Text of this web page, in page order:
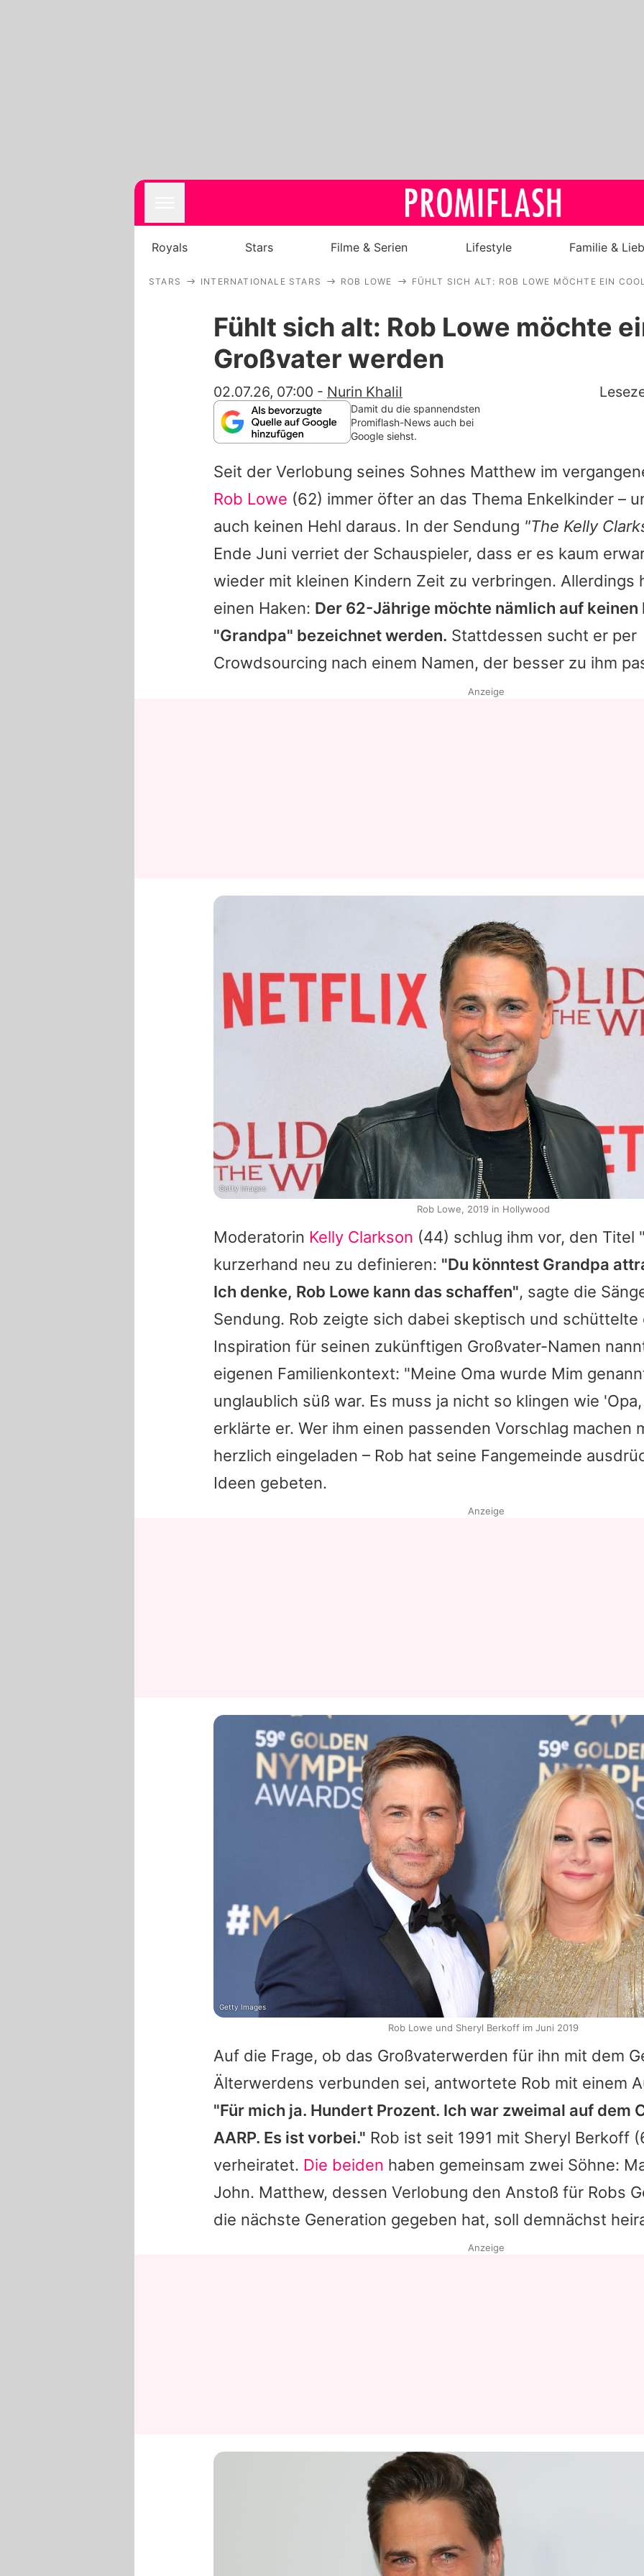
Royals
Familie & Liebe
App runterladen
Team
Redaktionelle Richtlinien
Impressum
Datenschutzerklärung
Nutzungsbedingungen
Royals Stars Filme & Serien Lifestyle Familie &
STARS INTERNATIONALE STARS ROB LOWE FÜHLT SICH ALT: ROB LOWE MÖCHTE EIN
Fühlt sich alt: Rob Lowe möchte
Großvater werden
02.07.26, 07:00 - Nurin Khalil
Damit du die spannendsten
Promiflash-News auch bei
Google siehst.
Seit der Verlobung seines Sohnes Matthew im
Rob Lowe (62) immer öfter an das Thema Enkelkinder –
auch keinen Hehl daraus. In der Sendung "The Kelly
Ende Juni verriet der Schauspieler, dass er es kaum
wieder mit kleinen Kindern Zeit zu verbringen. Allerdings
einen Haken: Der 62-Jährige möchte nämlich auf keinen
"Grandpa" bezeichnet werden. Stattdessen sucht er per
Crowdsourcing nach einem Namen, der besser zu ihm
Moderatorin Kelly Clarkson (44) schlug ihm vor, den Titel
kurzerhand neu zu definieren: "Du könntest Grandpa
Ich denke, Rob Lowe kann das schaffen", sagte die
Sendung. Rob zeigte sich dabei skeptisch und schüttelte
Inspiration für seinen zukünftigen Großvater-Namen
eigenen Familienkontext: "Meine Oma wurde Mim
unglaublich süß war. Es muss ja nicht so klingen wie
erklärte er. Wer ihm einen passenden Vorschlag machen
herzlich eingeladen – Rob hat seine Fangemeinde
Ideen gebeten.
Auf die Frage, ob das Großvaterwerden für ihn mit dem
Älterwerdens verbunden sei, antwortete Rob mit einem
"Für mich ja. Hundert Prozent. Ich war zweimal auf dem
AARP. Es ist vorbei." Rob ist seit 1991 mit Sheryl Berkoff
verheiratet. Die beiden haben gemeinsam zwei Söhne:
John. Matthew, dessen Verlobung den Anstoß für Robs
die nächste Generation gegeben hat, soll demnächst
Anzeige
Getty Images
Rob Lowe, 2019 in Hollywood
Anzeige
Getty Images
Rob Lowe und Sheryl Berkoff im Juni 2019
Anzeige